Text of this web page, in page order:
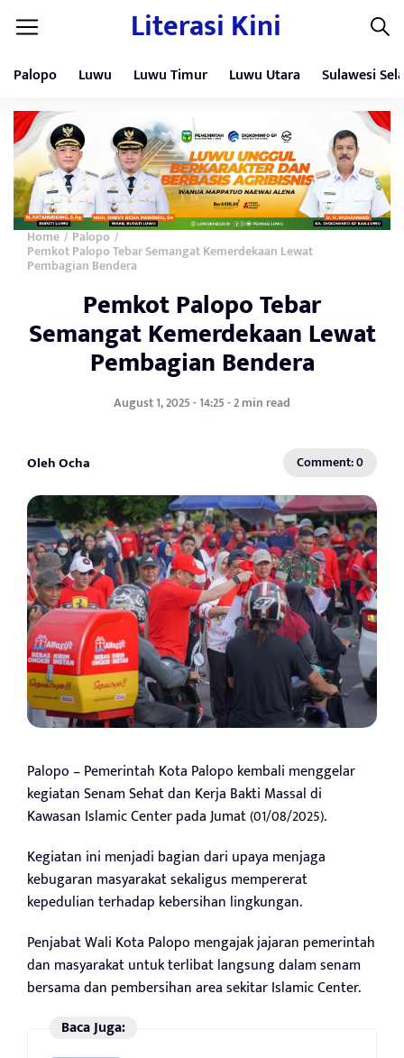
Literasi Kini
Palopo Luwu Luwu Timur Luwu Utara Sulawesi
Home / Palopo /
Pemkot Palopo Tebar Semangat Kemerdekaan Lewat
Pembagian Bendera
Pemkot Palopo Tebar
Semangat Kemerdekaan Lewat
Pembagian Bendera
August 1, 2025 - 14:25 - 2 min read
Oleh Ocha Comment: 0
Palopo – Pemerintah Kota Palopo kembali menggelar
kegiatan Senam Sehat dan Kerja Bakti Massal di
Kawasan Islamic Center pada Jumat (01/08/2025).
Kegiatan ini menjadi bagian dari upaya menjaga
kebugaran masyarakat sekaligus mempererat
kepedulian terhadap kebersihan lingkungan.
Penjabat Wali Kota Palopo mengajak jajaran pemerintah
dan masyarakat untuk terlibat langsung dalam senam
bersama dan pembersihan area sekitar Islamic Center.
Baca Juga: